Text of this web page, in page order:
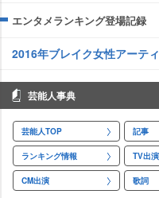
エンタメランキング登場記録
2016年ブレイク女性アーテ
芸能人事典
芸能人TOP 記事
ランキング情報 TV出演
CM出演 歌詞